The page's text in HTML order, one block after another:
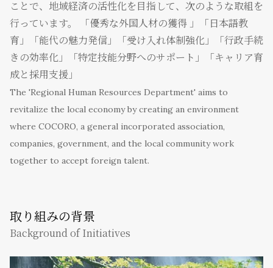
ことで、地域経済の活性化を目指して、次のような取組を
行っています。 「優秀な外国人材の獲得 」「日本語教
育」「能代の魅力発信」「受け入れ体制強化」「行政手続
きの効率化」「特定技能分野へのサポート」「キャリア育
成と採用支援」
The 'Regional Human Resources Department' aims to
revitalize the local economy by creating an environment
where COCORO, a general incorporated association,
companies, government, and the local community work
together to accept foreign talent.
取り組みの背景
Background of Initiatives